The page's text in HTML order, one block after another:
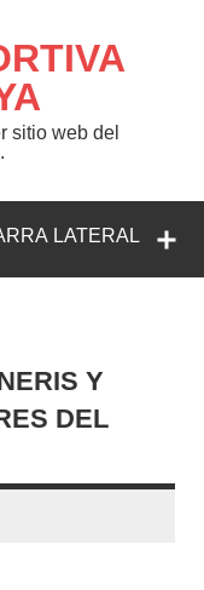
sitio web del
LATERAL
Y
DEL